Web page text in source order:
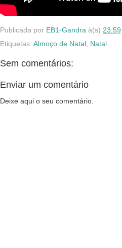
Publicada por EB1-Gandra à(s) 23:59
Etiquetas: Almoço de Natal , Natal
Sem comentários:
Enviar um comentário
Deixe aqui o seu comentário.